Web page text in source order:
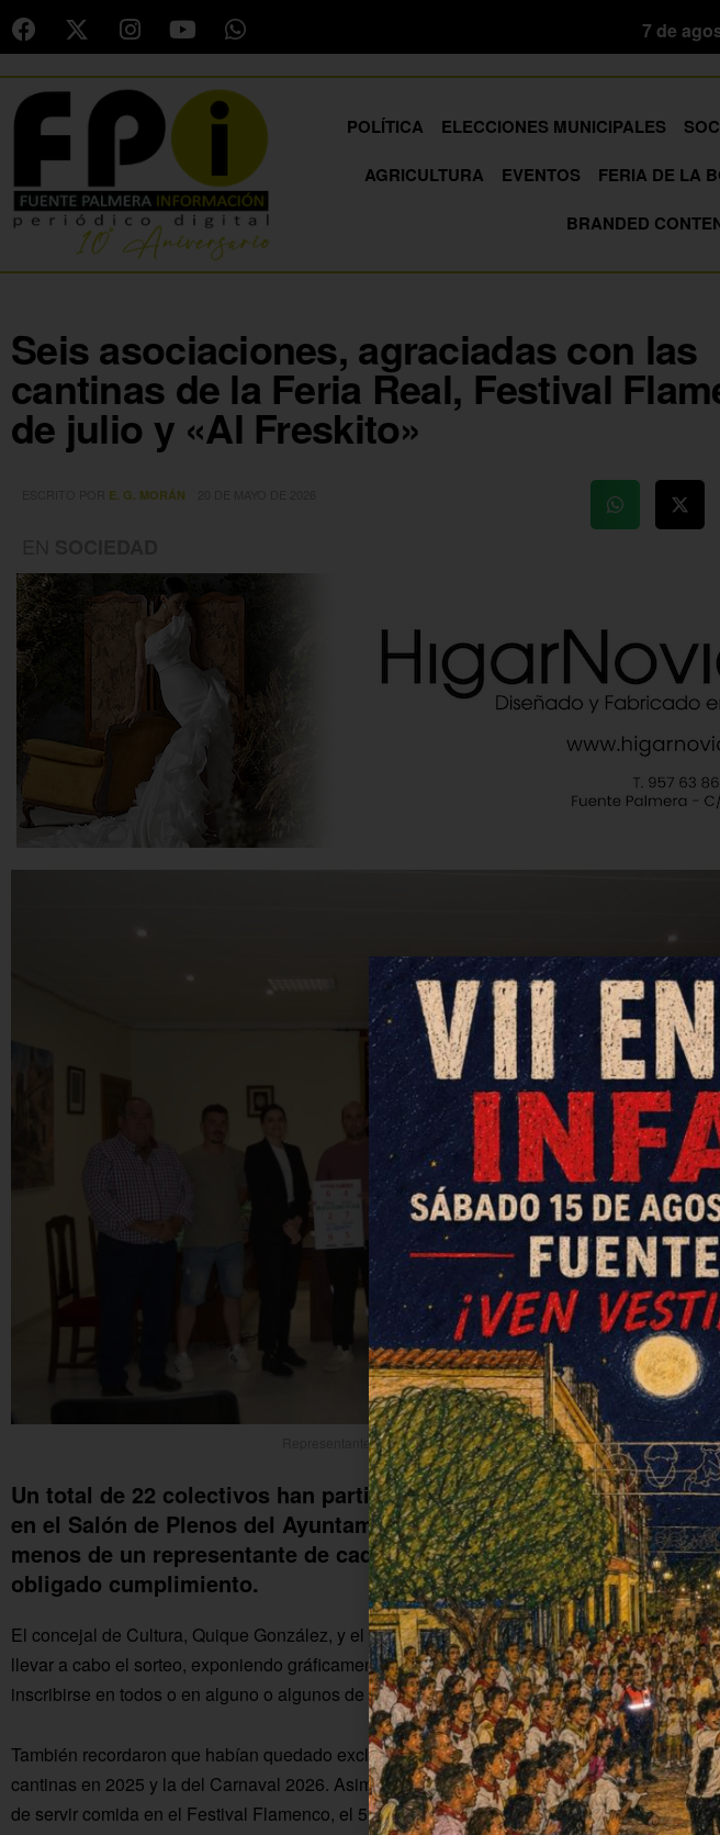
7 de
POLÍTICA ELECCIONES MUNICIPALES
AGRICULTURA
EVENTOS FERIA DE LA
BRANDED
Seis asociaciones, agraciadas con las
cantinas de la Feria Real, Festival
de julio y «Al Freskito»
E. G. MORÁN
Representantes de los colectivos con el concejal
Un total de 22 colectivos han participado en el sorteo público
en el Salón de Plenos del Ayuntamiento de Fuente Palmera, con la
menos de un representante de cada uno de ellos, una de las
obligado cumplimiento.
El concejal de Cultura, Quique González, y el técnico de Cultura, Rubén Ruiz, fueron los
llevar a cabo el sorteo, exponiendo gráficamente a qué eventos aspiraba cada asociación,
inscribirse en todos o en alguno o algunos de ellos.
También recordaron que habían quedado excluidas las asociaciones que explotaron
cantinas en 2025 y la del Carnaval 2026. Asimismo, que no se pueden subcontratar y que
de servir comida en el Festival Flamenco, el 5 de julio y en «La Colonia al Freskito».